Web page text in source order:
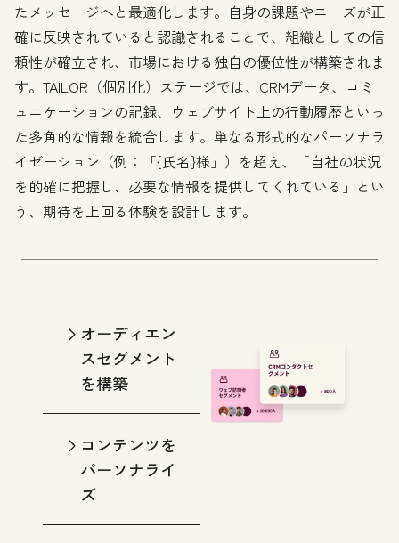
たメッセージへと最適化します。自身の課題やニーズが正
確に反映されていると認識されることで、組織としての信
頼性が確立され、市場における独自の優位性が構築されま
す。TAILOR（個別化）ステージでは、CRMデータ、コミ
ュニケーションの記録、ウェブサイト上の行動履歴といっ
た多角的な情報を統合します。単なる形式的なパーソナラ
イゼーション（例：「{氏名}様」）を超え、「自社の状況
を的確に把握し、必要な情報を提供してくれている」とい
う、期待を上回る体験を設計します。
オーディエン
スセグメント
を構築
コンテンツを
パーソナライ
ズ